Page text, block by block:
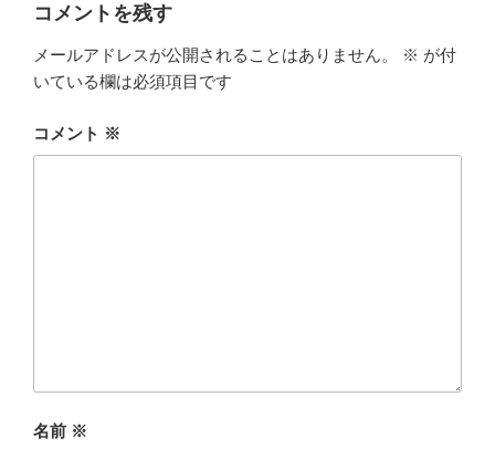
コメントを残す
メールアドレスが公開されることはありません。 ※ が付
いている欄は必須項目です
コメント ※
名前 ※